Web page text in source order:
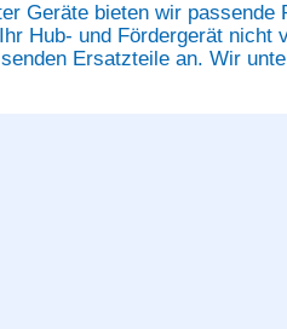
Geräte bieten wir
Hub- und Fördergerät
Ersatzteile an. Wir